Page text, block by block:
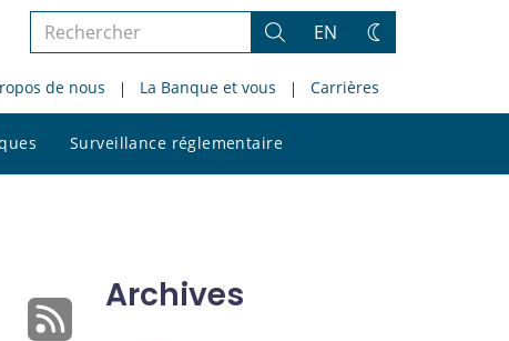
Rechercher
le
site
Rechercher
EN
Changez
thème
de nous La Banque et vous Carrières
Surveillance réglementaire
le
Archives